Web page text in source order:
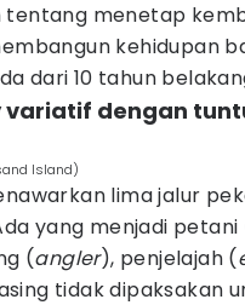
tentang menetap
kehidupan
dari 10 tahun
variatif dengan
Island)
lima jalur
yang menjadi petani
(angler), penjelajah (
tidak dipaksakan